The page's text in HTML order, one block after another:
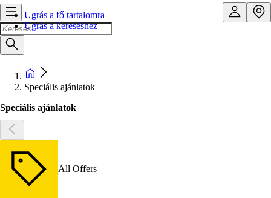
Ugrás a fő tartalomra
Ugrás a kereséshez
Speciális ajánlatok
Speciális ajánlatok
All Offers